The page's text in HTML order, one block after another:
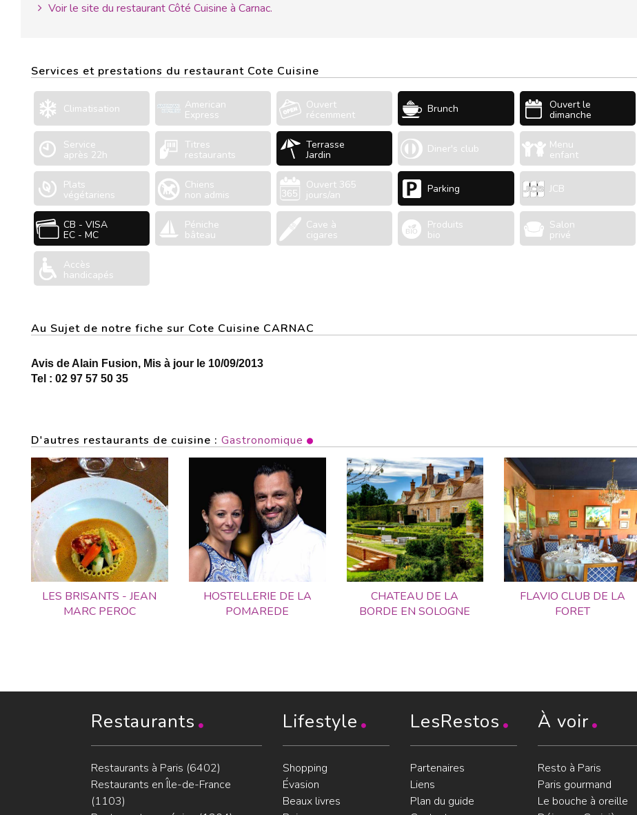
Voir le site du restaurant Côté Cuisine à Carnac.
Services et prestations du restaurant Cote Cuisine
Climatisation American
Express
Ouvert
récemment Brunch Ouvert le
dimanche
Service
après 22h
Titres
restaurants
Terrasse
Jardin Diner's club Menu
enfant
Plats
végétariens
Chiens
non admis
Ouvert 365
jours/an Parking JCB
CB - VISA
EC - MC
Péniche
bâteau
Cave à
cigares
Produits
bio
Salon
privé
Accès
handicapés
Au Sujet de notre fiche sur Cote Cuisine CARNAC
Avis de Alain Fusion, Mis à jour le 10/09/2013
Tel : 02 97 57 50 35
D'autres restaurants de cuisine : Gastronomique
LES BRISANTS - JEAN
MARC PEROC
HOSTELLERIE DE LA
POMAREDE
CHATEAU DE LA
BORDE EN SOLOGNE
FLAVIO CLUB DE LA
FORET
Restaurants
Restaurants à Paris (6402)
Restaurants en Île-de-France
(1103)
Lifestyle
Shopping
Évasion
Beaux livres
LesRestos
Partenaires
Liens
Plan du guide
À voir
Resto à Paris
Paris gourmand
Le bouche à oreille